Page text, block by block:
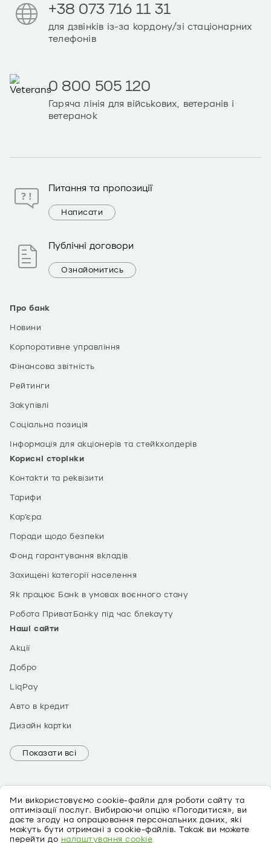
Ми використовуємо cookie-файли для роботи сайту та
оптимізації послуг. Вибираючи опцію «Погодитися», ви
даєте згоду на опрацювання персональних даних, які
можуть бути отримані з cookie-файлів. Також ви можете
перейти до налаштування cookie
Про банк
Новини
Корпоративне управління
Фінансова звітність
Рейтинги
Закупівлі
Соціальна позиція
Інформація для акціонерів та стейкхолдерів
Корисні сторінки
Контакти та реквізити
Тарифи
Кар’єра
Поради щодо безпеки
Фонд гарантування вкладів
Захищені категорії населення
Як працює Банк в умовах воєнного стану
Робота ПриватБанку під час блекауту
Наші сайти
Акції
Добро
LiqPay
Авто в кредит
Дизайн картки
Показати всі
+38 073 716 11 31
для дзвінків із-за кордону/зі стаціонарних
телефонів
0 800 505 120
Гаряча лінія для військових, ветеранів і
ветеранок
Питання та пропозиції
Написати
Публічні договори
Ознайомитись
EN